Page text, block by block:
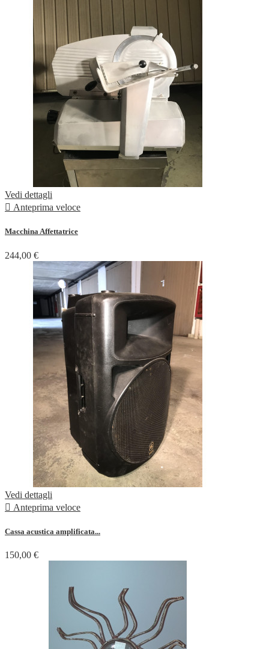
Vedi dettagli
 Anteprima veloce
Macchina Affettatrice
244,00 €
Vedi dettagli
 Anteprima veloce
Cassa acustica amplificata...
150,00 €